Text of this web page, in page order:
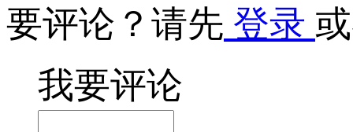
要评论？请先 登录
我要评论